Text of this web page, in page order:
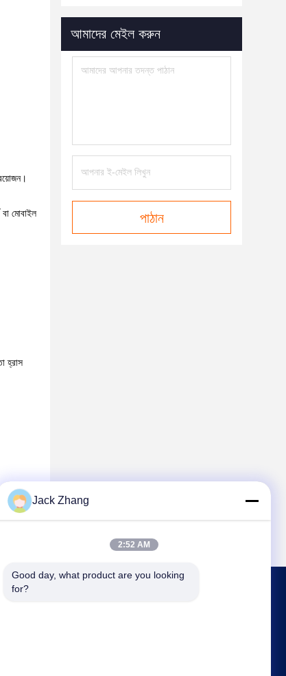
বা মোবাইল
হ্রাস
সুবিধা
আমাদের মেইল ​​করুন
পাঠান
Jack Zhang
2:52 AM
Good day, what product are you looking
for?